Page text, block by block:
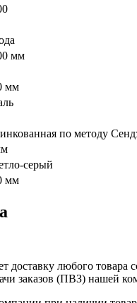
мм
мм
по методу
серый
мм
доставку любого
заказов (ПВЗ) нашей